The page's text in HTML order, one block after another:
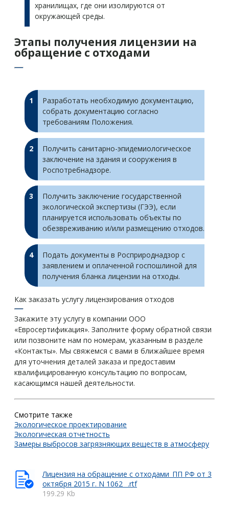
хранилищах, где они изолируются от
окружающей среды.
Этапы получения лицензии на
обращение с отходами
Разработать необходимую документацию,
собрать документацию согласно
требованиям Положения.
Получить санитарно-эпидемиологическое
заключение на здания и сооружения в
Роспотребнадзоре.
Получить заключение государственной
экологической экспертизы (ГЭЭ), если
планируется использовать объекты по
обезвреживанию и/или размещению отходов.
Подать документы в Росприроднадзор с
заявлением и оплаченной госпошлиной для
получения бланка лицензии на отходы.
Как заказать услугу лицензирования отходов
Закажите эту услугу в компании ООО
«Евросертификация». Заполните форму обратной связи
или позвоните нам по номерам, указанным в разделе
«Контакты». Мы свяжемся с вами в ближайшее время
для уточнения деталей заказа и предоставим
квалифицированную консультацию по вопросам,
касающимся нашей деятельности.
Смотрите также
Экологическое проектирование
Экологическая отчетность
Замеры выбросов загрязняющих веществ в атмосферу
Лицензия на обращение с отходами_ПП РФ от 3
октября 2015 г. N 1062 _.rtf
199.29 Kb